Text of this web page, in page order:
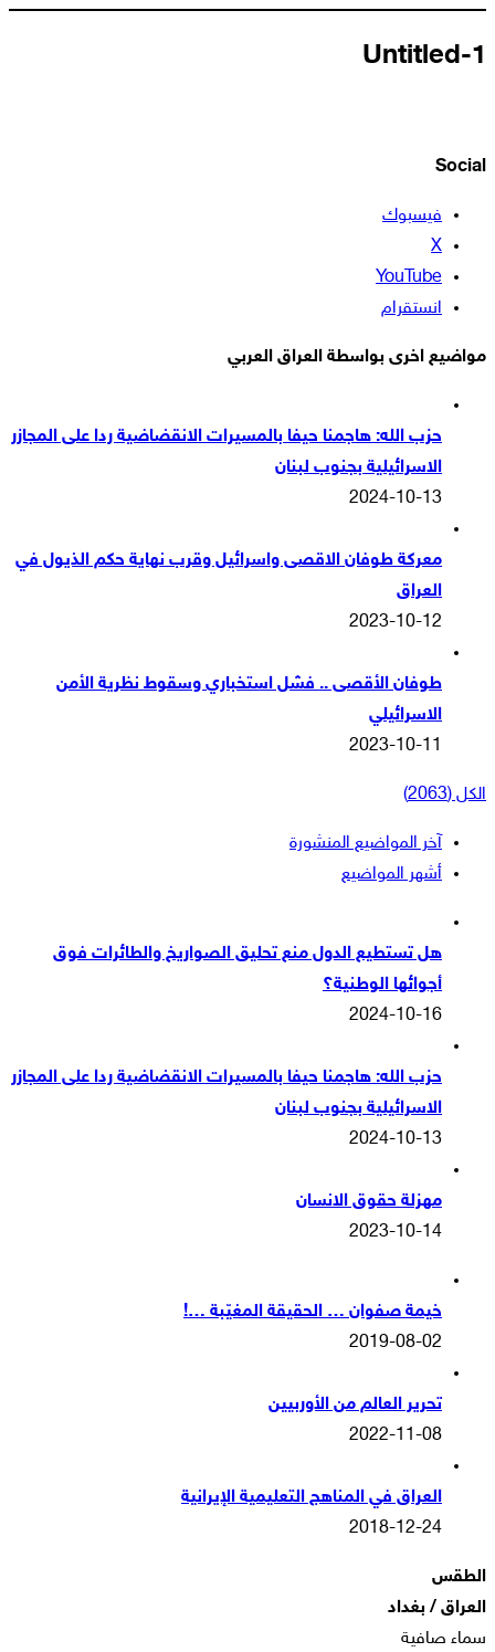
Untitled-1
Social
فيسبوك
‫X
‫YouTube
انستقرام
مواضيع اخرى بواسطة العراق العربي
حزب الله: هاجمنا حيفا بالمسيرات الانقضاضية ردا على المجازر
الاسرائيلية بجنوب لبنان
2024-10-13
معركة طوفان الاقصى واسرائيل وقرب نهاية حكم الذيول في
العراق
2023-10-12
طوفان الأقصى .. فشل استخباري وسقوط نظرية الأمن
الاسرائيلي
2023-10-11
الكل (2063)
آخر المواضيع المنشورة
أشهر المواضيع
هل تستطيع الدول منع تحليق الصواريخ والطائرات فوق
أجوائها الوطنية؟
2024-10-16
حزب الله: هاجمنا حيفا بالمسيرات الانقضاضية ردا على المجازر
الاسرائيلية بجنوب لبنان
2024-10-13
مهزلة حقوق الانسان
2023-10-14
خيمة صفوان … الحقيقة المغيّبة …!
2019-08-02
تحرير العالم من الأوربيين
2022-11-08
العراق في المناهج التعليمية الإيرانية
2018-12-24
الطقس
العراق / بغداد
سماء صافية